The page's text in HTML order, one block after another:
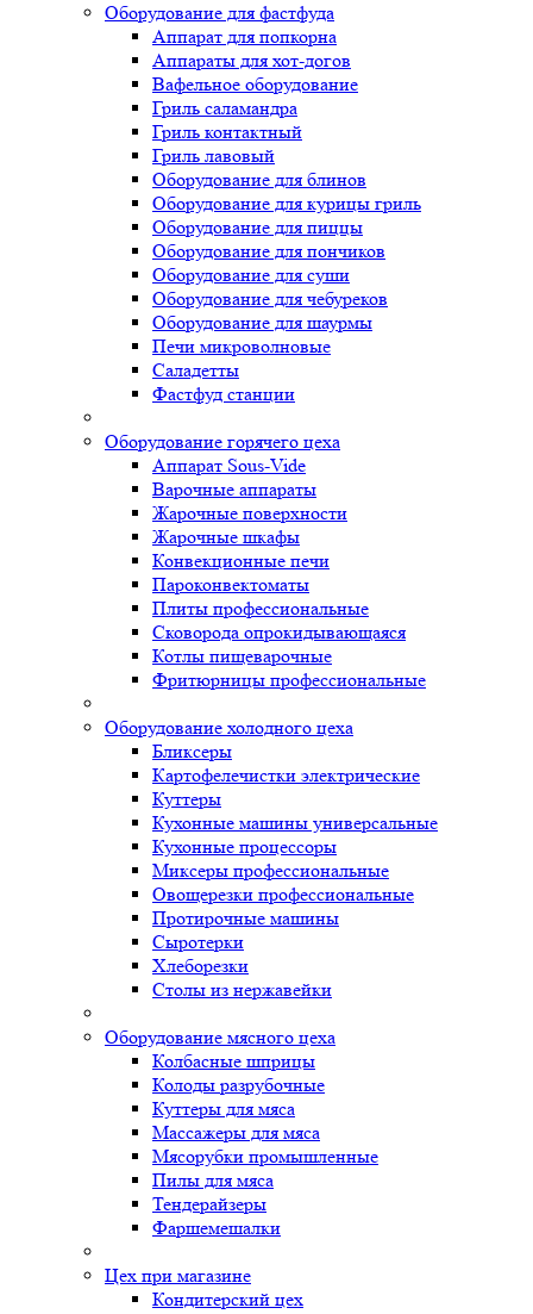
Оборудование для фастфуда
Аппарат для попкорна
Аппараты для хот-догов
Вафельное оборудование
Гриль саламандра
Гриль контактный
Гриль лавовый
Оборудование для блинов
Оборудование для курицы гриль
Оборудование для пиццы
Оборудование для пончиков
Оборудование для суши
Оборудование для чебуреков
Оборудование для шаурмы
Печи микроволновые
Саладетты
Фастфуд станции
Оборудование горячего цеха
Аппарат Sous-Vide
Варочные аппараты
Жарочные поверхности
Жарочные шкафы
Конвекционные печи
Пароконвектоматы
Плиты профессиональные
Сковорода опрокидывающаяся
Котлы пищеварочные
Фритюрницы профессиональные
Оборудование холодного цеха
Бликсеры
Картофелечистки электрические
Куттеры
Кухонные машины универсальные
Кухонные процессоры
Миксеры профессиональные
Овощерезки профессиональные
Протирочные машины
Сыротерки
Хлеборезки
Столы из нержавейки
Оборудование мясного цеха
Колбасные шприцы
Колоды разрубочные
Куттеры для мяса
Массажеры для мяса
Мясорубки промышленные
Пилы для мяса
Тендерайзеры
Фаршемешалки
Цех при магазине
Кондитерский цех